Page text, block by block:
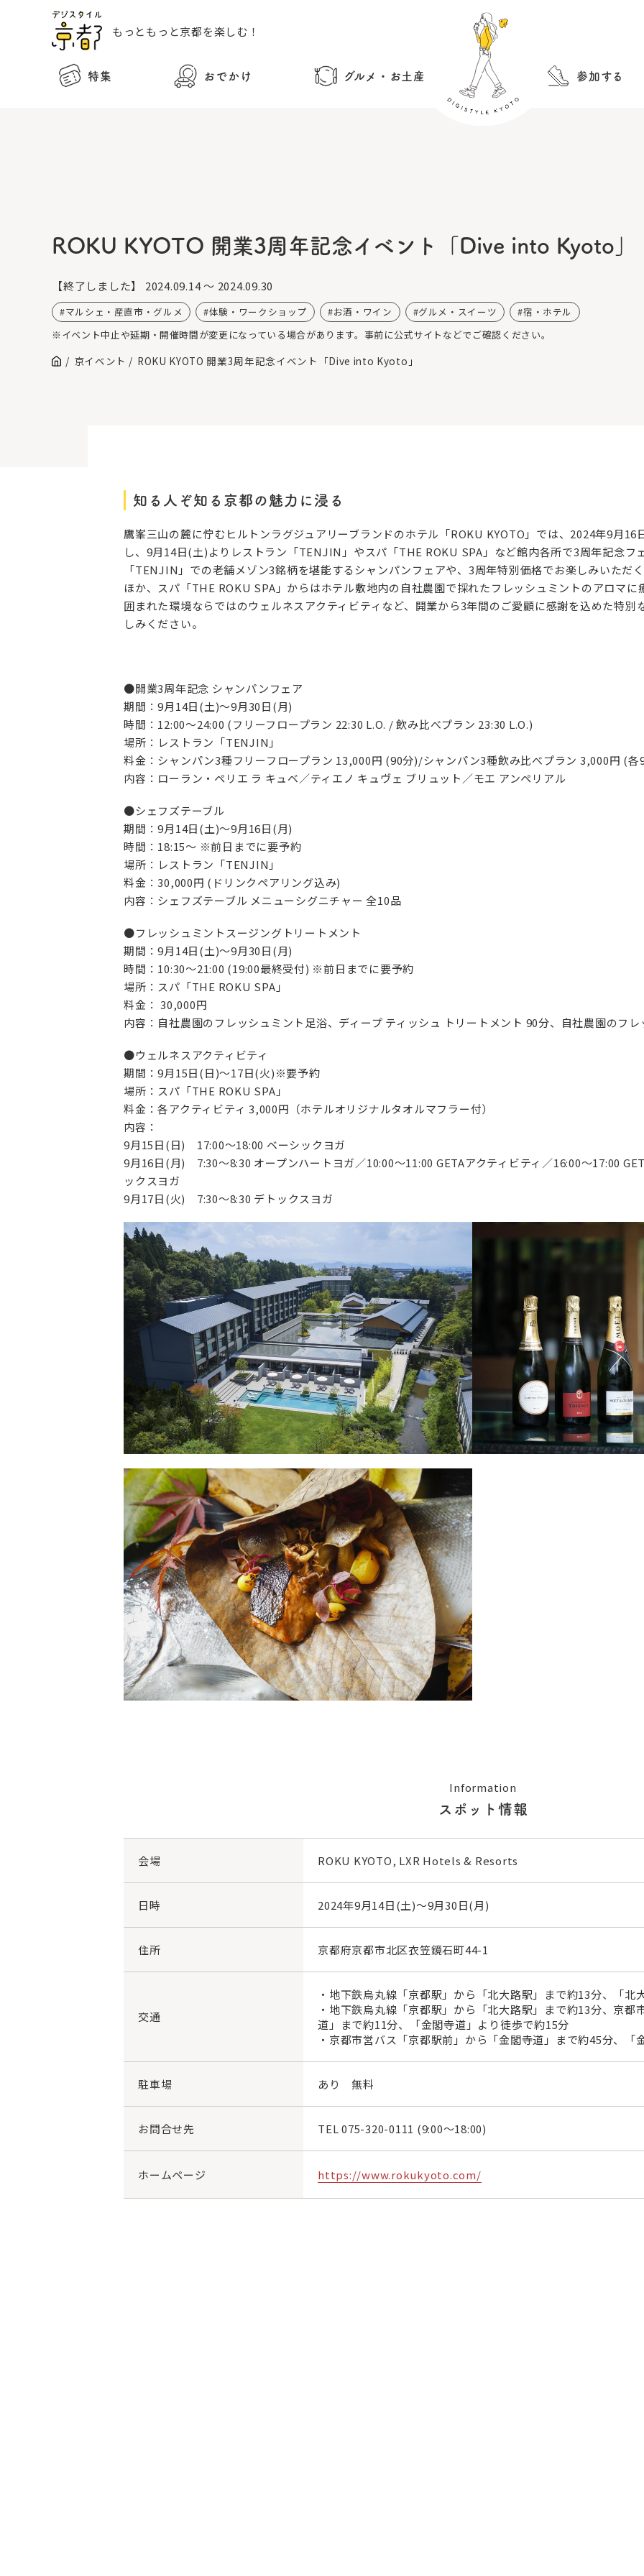
もっともっと京都を楽しむ！
特集 おでかけ グルメ・お土産 参加する
ROKU KYOTO 開業3周年記念イベント「Dive into Kyoto」
【終了しました】 2024.09.14 ～ 2024.09.30
マルシェ・産直市・グルメ 体験・ワークショップ お酒・ワイン グルメ・スイーツ
宿・ホテル
※イベント中止や延期・開催時間が変更になっている場合があります。事前に公式サイトなどでご確認ください。
京イベント ROKU KYOTO 開業3周年記念イベント「Dive into Kyoto」
知る人ぞ知る京都の魅力に浸る
鷹峯三山の麓に佇むヒルトンラグジュアリーブランドのホテル「ROKU KYOTO」では、2024年9月
し、9月14日(土)よりレストラン「TENJIN」やスパ「THE ROKU SPA」など館内各所で3周年記念フ
「TENJIN」での老舗メゾン3銘柄を堪能するシャンパンフェアや、3周年特別価格でお楽しみいただ
ほか、スパ「THE ROKU SPA」からはホテル敷地内の自社農園で採れたフレッシュミントのアロマ
囲まれた環境ならではのウェルネスアクティビティなど、開業から3年間のご愛顧に感謝を込めた特
しみください。
●開業3周年記念 シャンパンフェア
期間：9月14日(土)～9月30日(月)
時間：12:00～24:00 (フリーフロープラン 22:30 L.O. / 飲み比べプラン 23:30 L.O.)
場所：レストラン「TENJIN」
料金：シャンパン3種フリーフロープラン 13,000円 (90分)/シャンパン3種飲み比べプラン 3,000円 (
内容：ローラン・ペリエ ラ キュベ／ティエノ キュヴェ ブリュット／モエ アンペリアル
●シェフズテーブル
期間：9月14日(土)～9月16日(月)
時間：18:15～ ※前日までに要予約
場所：レストラン「TENJIN」
料金：30,000円 (ドリンクペアリング込み)
内容：シェフズテーブル メニューシグニチャー 全10品
●フレッシュミントスージングトリートメント
期間：9月14日(土)～9月30日(月)
時間：10:30～21:00 (19:00最終受付) ※前日までに要予約
場所：スパ「THE ROKU SPA」
料金： 30,000円
内容：自社農園のフレッシュミント足浴、ディープ ティッシュ トリートメント 90分、自社農園のフ
●ウェルネスアクティビティ
期間：9月15日(日)～17日(火)※要予約
場所：スパ「THE ROKU SPA」
料金：各アクティビティ 3,000円（ホテルオリジナルタオルマフラー付）
内容：
9月15日(日) 17:00～18:00 ベーシックヨガ
9月16日(月) 7:30～8:30 オープンハートヨガ／10:00～11:00 GETAアクティビティ／16:00～17:00
ックスヨガ
9月17日(火) 7:30～8:30 デトックスヨガ
Information
スポット情報
会場 ROKU KYOTO, LXR Hotels & Resorts
日時 2024年9月14日(土)～9月30日(月)
住所 京都府京都市北区衣笠鏡石町44-1
交通
・地下鉄烏丸線「京都駅」から「北大路駅」まで約13分、「北
・地下鉄烏丸線「京都駅」から「北大路駅」まで約13分、京
道」まで約11分、「金閣寺道」より徒歩で約15分
・京都市営バス「京都駅前」から「金閣寺道」まで約45分、「
駐車場 あり 無料
お問合せ先 TEL075-320-0111 (9:00～18:00)
ホームページ https://www.rokukyoto.com/